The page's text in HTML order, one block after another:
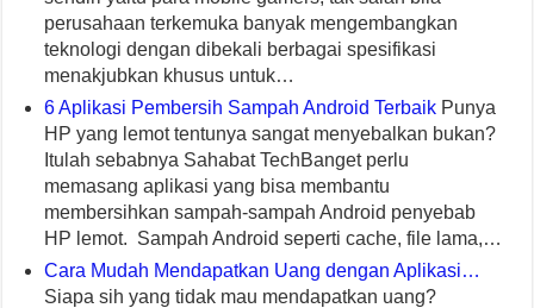
perusahaan terkemuka banyak mengembangkan
teknologi dengan dibekali berbagai spesifikasi
menakjubkan khusus untuk…
6 Aplikasi Pembersih Sampah Android Terbaik Punya
HP yang lemot tentunya sangat menyebalkan bukan?
Itulah sebabnya Sahabat TechBanget perlu
memasang aplikasi yang bisa membantu
membersihkan sampah-sampah Android penyebab
HP lemot. Sampah Android seperti cache, file lama,…
Cara Mudah Mendapatkan Uang dengan Aplikasi…
Siapa sih yang tidak mau mendapatkan uang?